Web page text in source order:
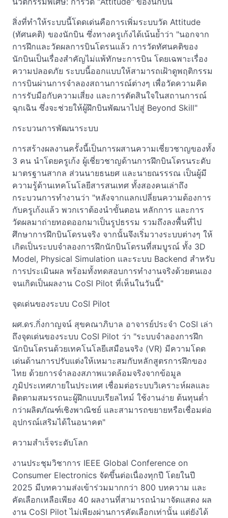
สิ่งที่ทำให้ระบบนี้โดดเด่นคือการเพิ่มระบบวัด Attitude
(ทัศนคติ) ของนักบิน ซึ่งทางครูเก้งได้เน้นย้ำว่า "นอกจาก
การฝึกและวัดผลการบินโดรนแล้ว การวัดทัศนคติของ
นักบินเป็นเรื่องสำคัญไม่แพ้ทักษะการบิน โดยเฉพาะเรื่อง
ความปลอดภัย ระบบนี้ออกแบบให้สามารถเฝ้าดูพฤติกรรม
การบินผ่านการจำลองสถานการณ์ต่างๆ เพื่อวัดความคิด
การรับมือกับความเสี่ยง และการตัดสินใจในสถานการณ์
ฉุกเฉิน ซึ่งจะช่วยให้ผู้ฝึกบินพัฒนาไปสู่ Beyond Skill"
กระบวนการพัฒนาระบบ
การสร้างผลงานครั้งนี้เป็นการผสานความเชี่ยวชาญของทั้ง
3 คน นำโดยครูเก้ง ผู้เชี่ยวชาญด้านการฝึกบินโดรนระดับ
มาตรฐานสากล ส่วนนายธนยศ และนายณรรรณ เป็นผู้มี
ความรู้ด้านเทคโนโลยีสารสนเทศ ทั้งสองคนเล่าถึง
กระบวนการทำงานว่า "หลังจากแลกเปลี่ยนความต้องการ
กับครูเก้งแล้ว พวกเราต้องนำขั้นตอน หลักการ และการ
วัดผลมาถ่ายทอดออกมาเป็นรูปธรรม รวมถึงลงพื้นที่ไป
ศึกษาการฝึกบินโดรนจริง จากนั้นจึงเริ่มวางระบบต่างๆ ให้
เกิดเป็นระบบจำลองการฝึกนักบินโดรนที่สมบูรณ์ ทั้ง 3D
Model, Physical Simulation และระบบ Backend สำหรับ
การประเมินผล พร้อมทั้งทดสอบการทำงานจริงด้วยตนเอง
จนเกิดเป็นผลงาน CoSI Pilot ที่เห็นในวันนี้"
จุดเด่นของระบบ CoSI Pilot
ผศ.ดร.กิ่งกาญจน์ สุขคณาภิบาล อาจารย์ประจำ CoSI เล่า
ถึงจุดเด่นของระบบ CoSI Pilot ว่า "ระบบจำลองการฝึก
นักบินโดรนด้วยเทคโนโลยีเสมือนจริง (VR) มีความโดด
เด่นด้านการปรับแต่งให้เหมาะสมกับหลักสูตรการฝึกของ
ไทย ด้วยการจำลองสภาพแวดล้อมจริงจากข้อมูล
ภูมิประเทศภายในประเทศ เชื่อมต่อระบบวิเคราะห์ผลและ
ติดตามสมรรถนะผู้ฝึกแบบเรียลไทม์ ใช้งานง่าย ต้นทุนต่ำ
กว่าผลิตภัณฑ์เชิงพาณิชย์ และสามารถขยายหรือเชื่อมต่อ
อุปกรณ์เสริมได้ในอนาคต"
ความสำเร็จระดับโลก
งานประชุมวิชาการ IEEE Global Conference on
Consumer Electronics จัดขึ้นต่อเนื่องทุกปี โดยในปี
2025 มีบทความส่งเข้าร่วมมากกว่า 800 บทความ และ
คัดเลือกเหลือเพียง 40 ผลงานที่สามารถนำมาจัดแสดง ผล
งาน CoSI Pilot ไม่เพียงผ่านการคัดเลือกเท่านั้น แต่ยังได้